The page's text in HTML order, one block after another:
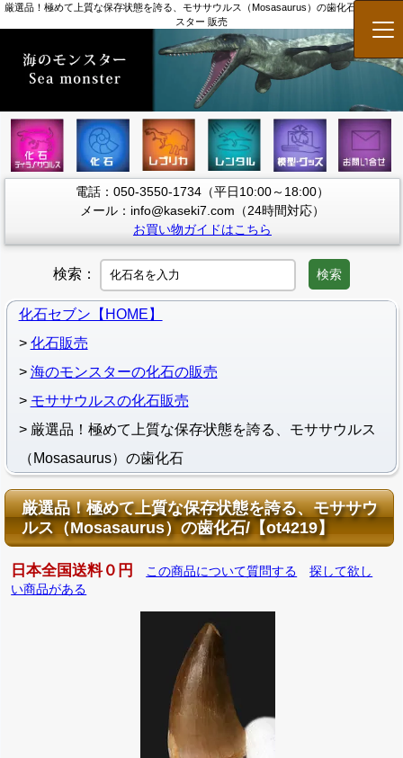
厳選品！極めて上質な保存状態を誇る、モササウルス（Mosasaurus）の歯化石 海のモン
スター 販売
メ
電話：050-3550-1734（平日10:00～18:00）
メール：info@kaseki7.com（24時間対応）
お買い物ガイドはこちら
検索： 検索
化石セブン【HOME】
化石販売
海のモンスターの化石の販売
モササウルスの化石販売
厳選品！極めて上質な保存状態を誇る、モササウルス
（Mosasaurus）の歯化石
厳選品！極めて上質な保存状態を誇る、モササウ
ルス（Mosasaurus）の歯化石/【ot4219】
日本全国送料０円 この商品について質問する
探して欲し
い商品がある